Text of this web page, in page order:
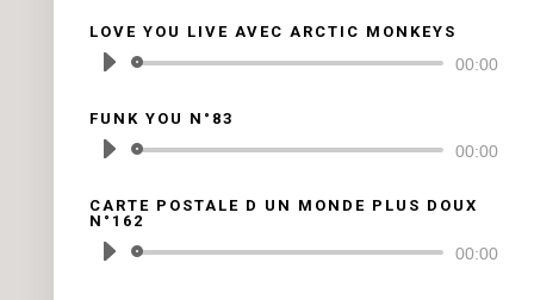
LOVE YOU LIVE AVEC ARCTIC MONKEYS
Lecteur
00:00
FUNK YOU N°83
Lecteur
00:00
CARTE POSTALE D UN MONDE PLUS DOUX
N°162
Lecteur
00:00